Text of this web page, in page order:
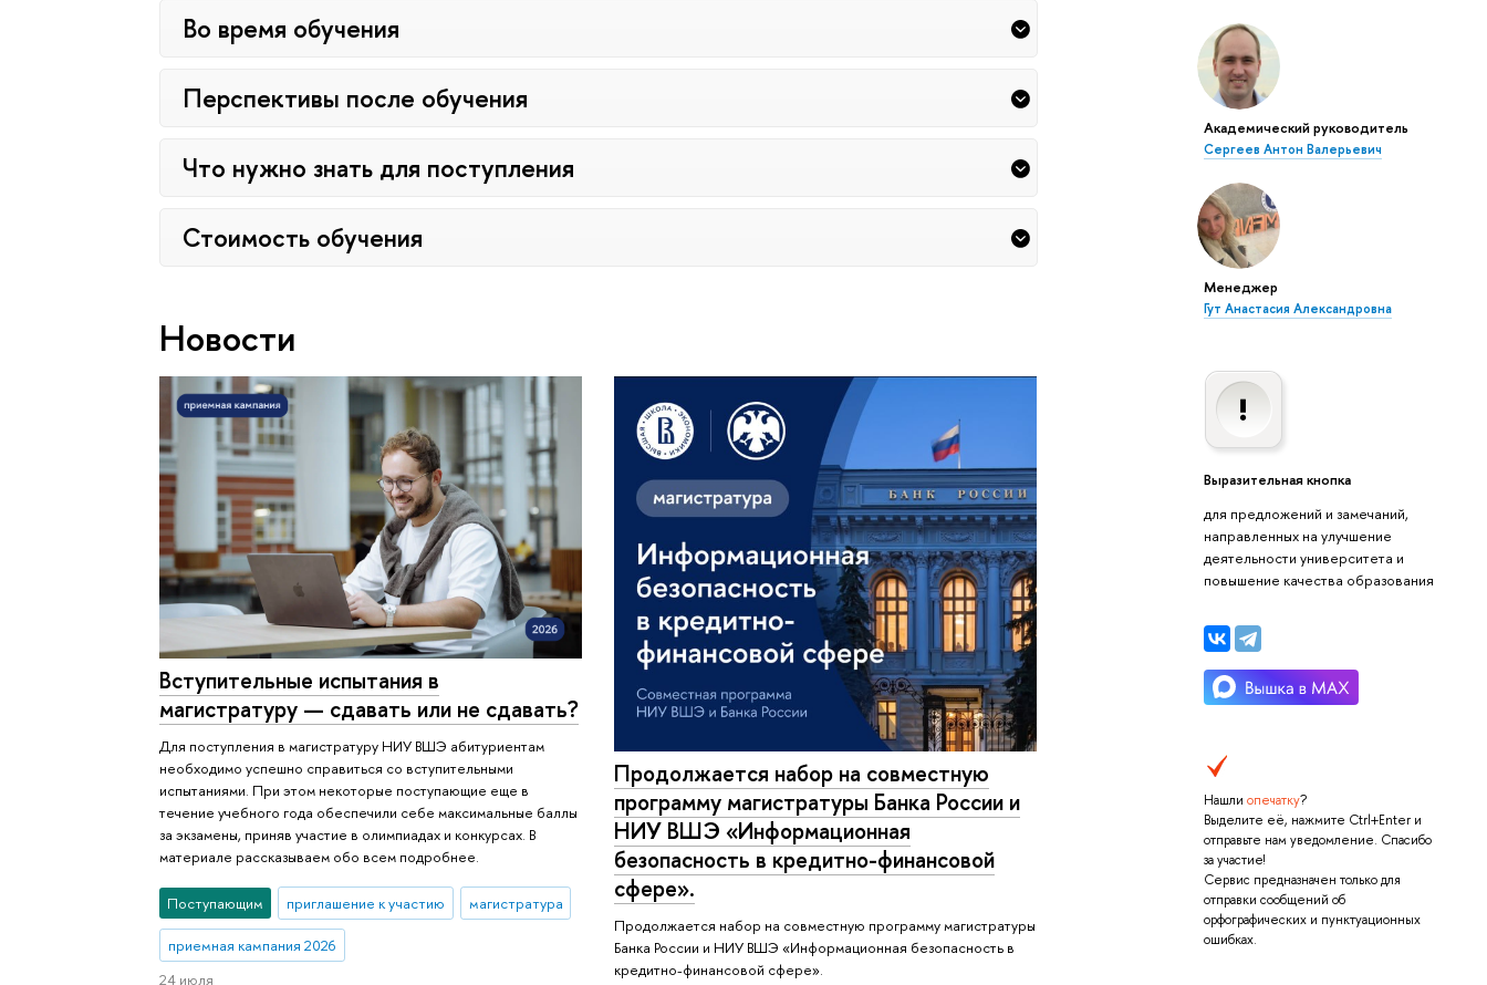
Академический руководитель
Сергеев Антон Валерьевич
Менеджер
Гут Анастасия Александровна
Выразительная кнопка
для предложений и замечаний,
направленных на улучшение
деятельности университета и
повышение качества образования
Нашли опечатку?
Выделите её, нажмите Ctrl+Enter и
отправьте нам уведомление. Спасибо
за участие!
Сервис предназначен только для
отправки сообщений об
орфографических и пунктуационных
ошибках.
Во время обучения
Перспективы после обучения
Что нужно знать для поступления
Стоимость обучения
Новости
Вступительные испытания в
магистратуру — сдавать или не сдавать?
Для поступления в магистратуру НИУ ВШЭ абитуриентам
необходимо успешно справиться со вступительными
испытаниями. При этом некоторые поступающие еще в
течение учебного года обеспечили себе максимальные баллы
за экзамены, приняв участие в олимпиадах и конкурсах. В
материале рассказываем обо всем подробнее.
Поступающим приглашение к участию магистратура
приемная кампания 2026
24 июля
Продолжается набор на совместную
программу магистратуры Банка России и
НИУ ВШЭ «Информационная
безопасность в кредитно-финансовой
сфере».
Продолжается набор на совместную программу магистратуры
Банка России и НИУ ВШЭ «Информационная безопасность в
кредитно-финансовой сфере».